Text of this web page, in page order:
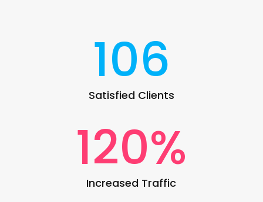
106
Satisfied Clients
120%
Increased Traffic